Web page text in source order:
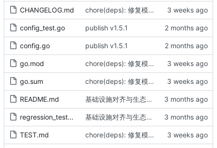
CHANGELOG.md chore(deps): 修复模块 checksum（by AI）
config_test.go publish v1.5.1
config.go publish v1.5.1
go.mod chore(deps): 修复模块 checksum（by AI）
go.sum chore(deps): 修复模块 checksum（by AI）
README.md 基础设施对齐与生态系统同步发布（by AI）
regression_test.go 基础设施对齐与生态系统同步发布（by AI）
TEST.md chore(deps): 修复模块 checksum（by AI）